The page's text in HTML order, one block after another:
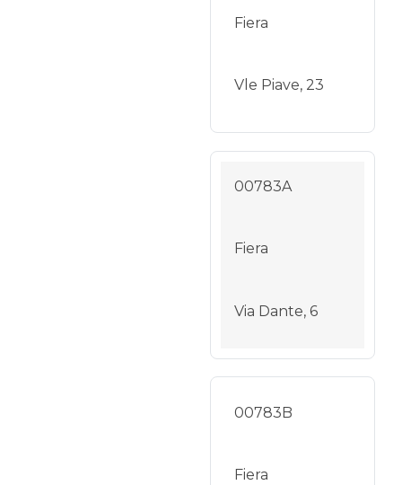
Fiera
Vle Piave, 23
00783A
Fiera
Via Dante, 6
00783B
Fiera